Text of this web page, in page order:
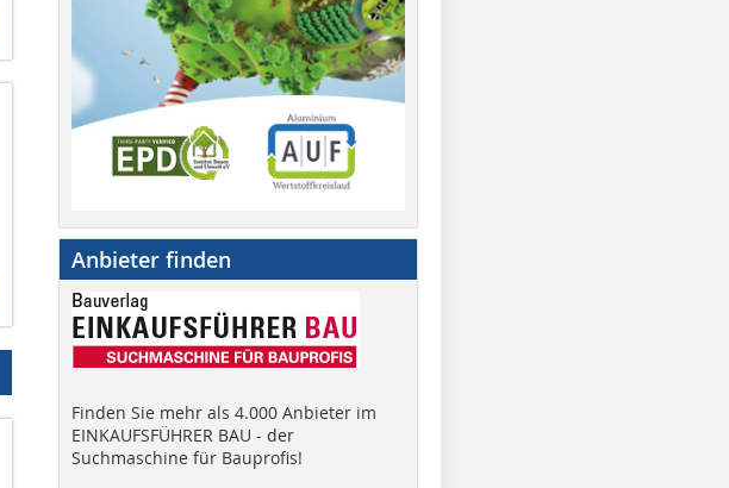
Anbieter finden
Finden Sie mehr als 4.000 Anbieter im
EINKAUFSFÜHRER BAU - der
Suchmaschine für Bauprofis!